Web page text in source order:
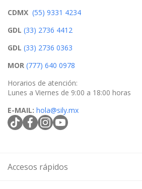
CDMX (55) 9331 4234
GDL (33) 2736 4412
GDL (33) 2736 0363
MOR (777) 640 0978
Horarios de atención:
Lunes a Viernes de 9:00 a 18:00 horas
E-MAIL: hola@sily.mx
tiktokcom/@silymx
facebookcom/silymx
instagramcom/silymx
youtubecom/@silymx
wame/525584218080
Accesos rápidos